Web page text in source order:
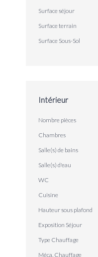
Surface séjour
Surface terrain
Surface Sous-Sol
Intérieur
Nombre pièces
Chambres
Salle(s) de bains
Salle(s) d'eau
WC
Cuisine
Hauteur sous plafond
Exposition Séjour
Type Chauffage
Méca. Chauffage